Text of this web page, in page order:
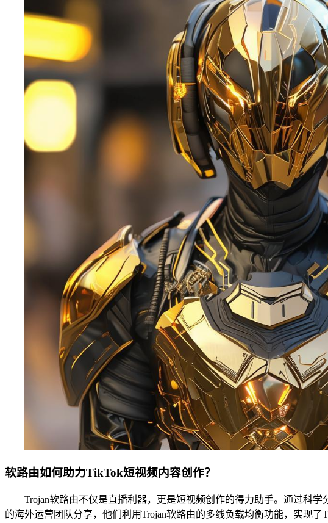
软路由如何助力TikTok短视频内容创作？
Trojan软路由不仅是直播利器，更是短视频创作的得力助手。通过科
的海外运营团队分享，他们利用Trojan软路由的多线负载均衡功能，实现